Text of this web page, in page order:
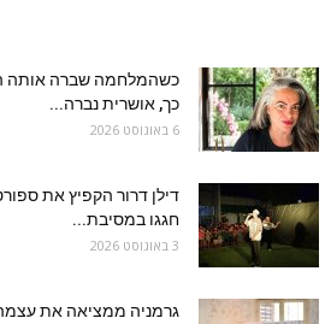
כשהמלחמה שברה אותה
כך, אושרית נברה...
6 באוגוסט 2026
דילן דרור הקפיץ את
חגגו במסיבת...
3 באוגוסט 2026
גרמניה ממציאה את